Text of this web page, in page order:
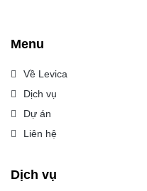
Menu
Về Levica
Dịch vụ
Dự án
Liên hệ
Dịch vụ